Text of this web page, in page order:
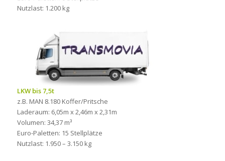
Nutzlast: 1.200 kg
LKW bis 7,5t
z.B. MAN 8.180 Koffer/Pritsche
Laderaum: 6,05m x 2,46m x 2,31m
Volumen: 34,37 m³
Euro-Paletten: 15 Stellplätze
Nutzlast: 1.950 – 3.150 kg